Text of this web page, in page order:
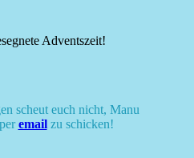
Adventszeit!
scheut euch nicht, Manu
emailzu schicken!